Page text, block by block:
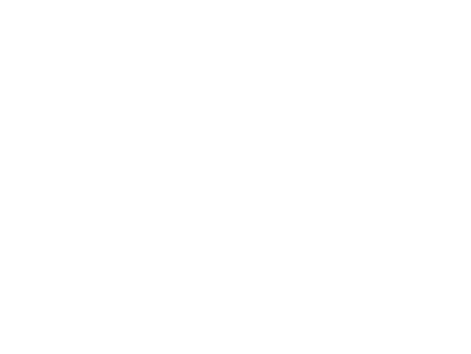
Rotes Meer zu bieten hat. Außerdem erzählen sie über all das, was sie auf
stets auf dem Laufenden. Egal, ob Early Morning Dive oder
Ob im Norden oder Süden, ihr seid mit an Bord!
auf die Reise gehen und im